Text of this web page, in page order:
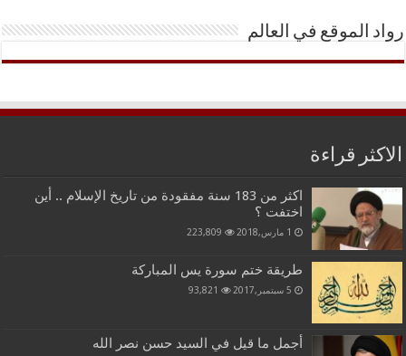
رواد الموقع في العالم
الاكثر قراءة
اكثر من 183 سنة مفقودة من تاريخ الإسلام .. أين
اختفت ؟
1 مارس,2018 223,809
طريقة ختم سورة يس المباركة
5 سبتمبر,2017 93,821
أجمل ما قيل في السيد حسن نصر الله